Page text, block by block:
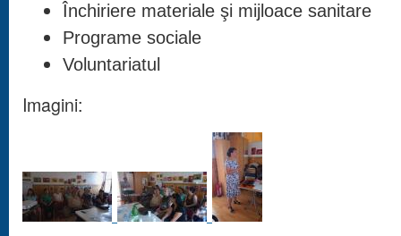
Închiriere materiale şi mijloace sanitare
Programe sociale
Voluntariatul
Imagini: